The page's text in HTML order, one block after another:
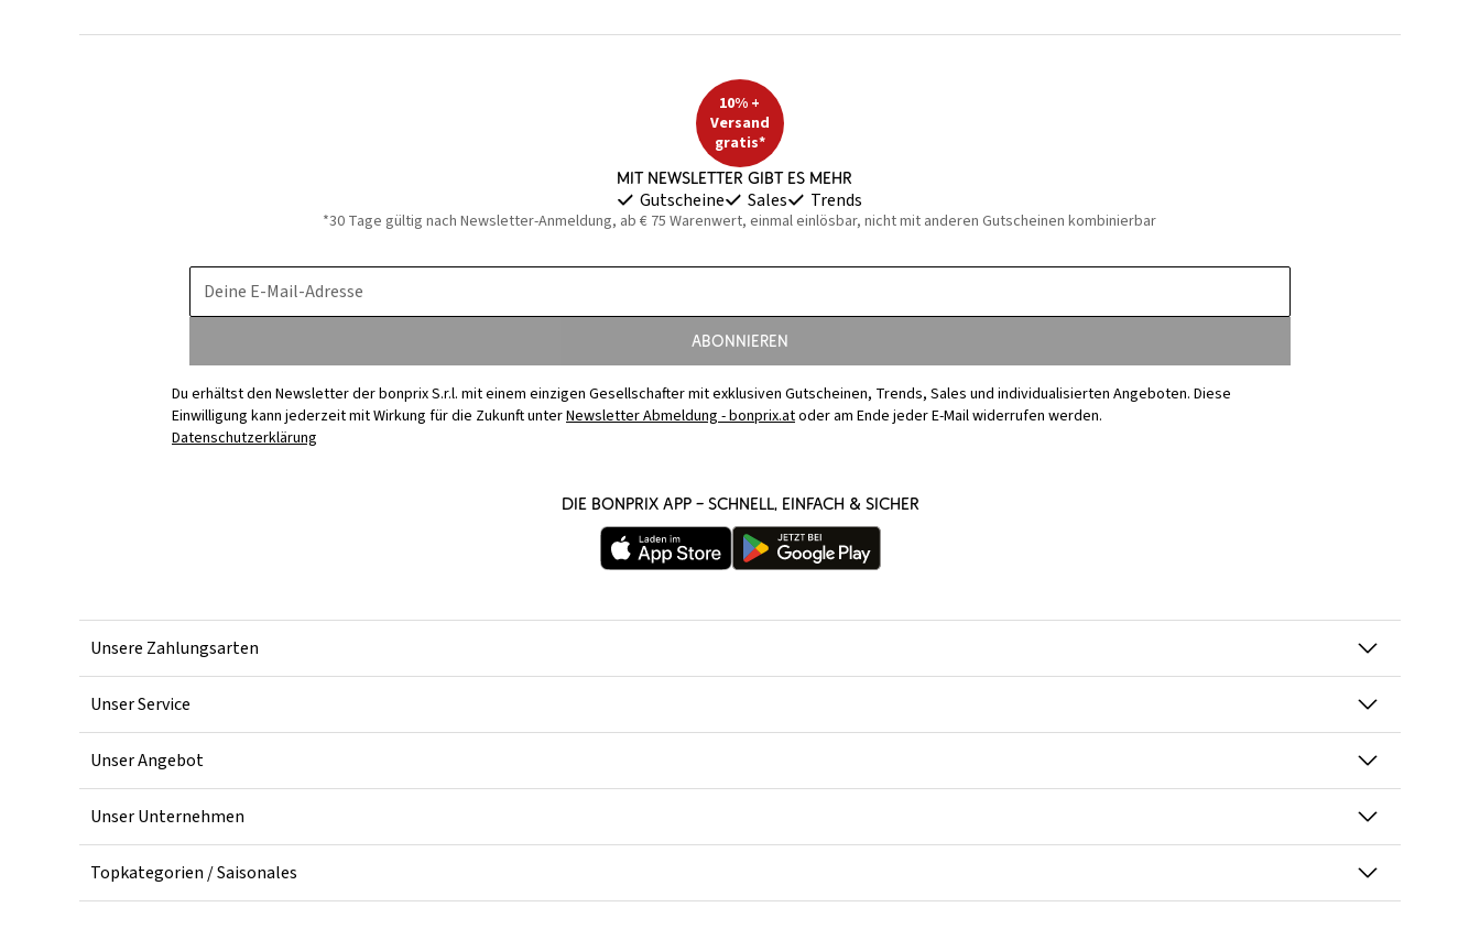
10% +
Versand
gratis*
Mit Newsletter gibt es mehr
Gutscheine Sales Trends
*30 Tage gültig nach Newsletter-Anmeldung, ab € 75 Warenwert, einmal einlösbar, nicht mit anderen Gutscheinen kombinierbar
Deine E-Mail-Adresse
Abonnieren
Du erhältst den Newsletter der bonprix S.r.l. mit einem einzigen Gesellschafter mit exklusiven Gutscheinen, Trends, Sales und individualisierten Angeboten. Diese
Einwilligung kann jederzeit mit Wirkung für die Zukunft unterNewsletter Abmeldung - bonprix.atoder am Ende jeder E-Mail widerrufen werden.
Datenschutzerklärung
Die bonprix App – schnell, einfach & sicher
Unsere Zahlungsarten
Unser Service
Unser Angebot
Unser Unternehmen
Topkategorien / Saisonales